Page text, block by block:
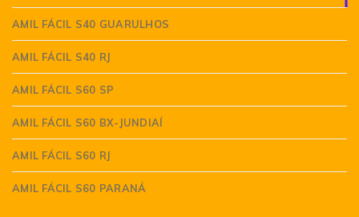
AMIL FÁCIL S40 GUARULHOS
AMIL FÁCIL S40 RJ
AMIL FÁCIL S60 SP
AMIL FÁCIL S60 BX-JUNDIAÍ
AMIL FÁCIL S60 RJ
AMIL FÁCIL S60 PARANÁ